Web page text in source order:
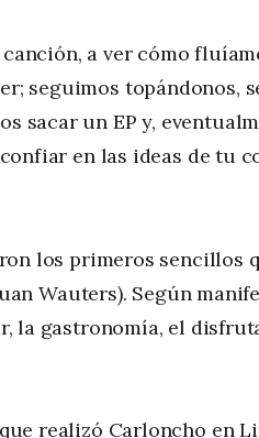
a ver cómo
seguimos topándonos,
sacar un EP y,
en las ideas de tu
los primeros
Wauters). Según
la gastronomía, el
realizó Carloncho en